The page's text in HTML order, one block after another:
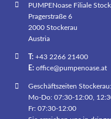
PUMPENoase Filiale
Pragerstraße 6
2000 Stockerau
Austria
T:+43 2266 21400
E: office@pumpenoase.at
Geschäftszeiten Stockerau:
Mo-Do: 07:30-12:00,
Fr: 07:30-12:00